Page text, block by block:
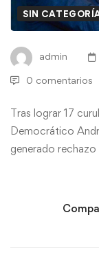
SIN
admin
0 comentarios
Tras lograr 17
Democrático
generado